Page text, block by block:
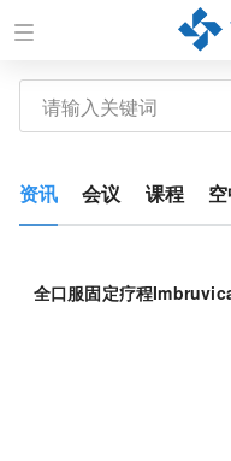
资讯 会议 课程
全口服固定疗程